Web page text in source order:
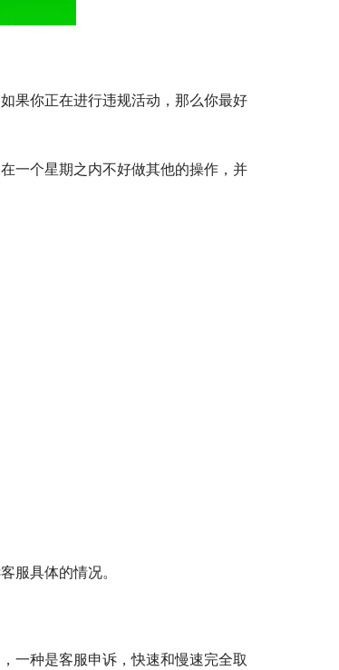
你正在进行违规活动，那么你最好
个星期之内不好做其他的操作，并
具体的情况。
种是客服申诉，快速和慢速完全取